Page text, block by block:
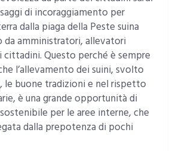
di incoraggiamento per
dalla piaga della Peste suina
da amministratori, allevatori
Questo perché è sempre
l’allevamento dei suini, svolto
le buone tradizioni e nel rispetto
è una grande opportunità di
per le aree interne, che
dalla prepotenza di pochi